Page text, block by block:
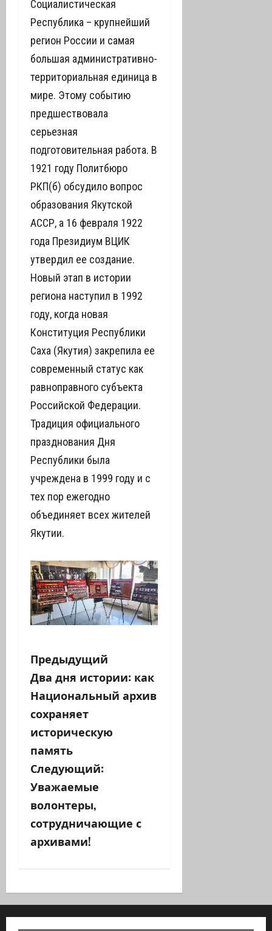
Социалистическая
Республика – крупнейший
регион России и самая
большая административно-
территориальная единица в
мире. Этому событию
предшествовала
серьезная
подготовительная работа. В
1921 году Политбюро
РКП(б) обсудило вопрос
образования Якутской
АССР, а 16 февраля 1922
года Президиум ВЦИК
утвердил ее создание.
Новый этап в истории
региона наступил в 1992
году, когда новая
Конституция Республики
Саха (Якутия) закрепила ее
современный статус как
равноправного субъекта
Российской Федерации.
Традиция официального
празднования Дня
Республики была
учреждена в 1999 году и с
тех пор ежегодно
объединяет всех жителей
Якутии.
Н
а
в
и
г
а
ц
и
з
а
Предыдущий
Два дня истории: как
Национальный архив
сохраняет
историческую
память
Следующий:
Уважаемые
волонтеры,
сотрудничающие с
архивами!